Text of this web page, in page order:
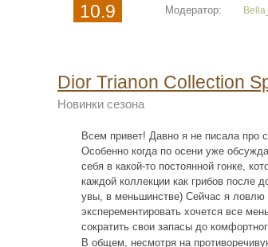
10.9 Модератор:
Dior Trianon Collection
Новинки сезона
Всем привет! Давно я не писала про
Особенно когда по осени уже
себя в какой-то постоянной гонке,
каждой коллекции как грибов после
увы, в меньшинстве) Сейчас я ловлю
эксперементировать хочется все
сократить свои запасы до
В общем, несмотря на